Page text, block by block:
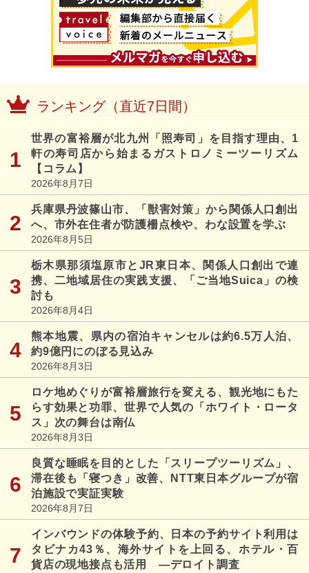
ランキング（直近7日間）
世界の富裕層が北九州「照寿司」を目指す理由、1
軒の寿司店から始まるガストロノミーツーリズム
【コラム】
2026年8月7日
兵庫県丹波篠山市、「獣害対策」から関係人口創出
へ、市外在住者が防護柵点検や、わな設置を学ぶ
2026年8月5日
栃木県那須塩原市とJR東日本、関係人口創出で連
携、二地域居住の実践支援、「ご当地Suica」の検
討も
2026年8月4日
熊本地震、県内の宿泊キャンセルは約6.5万人泊、
約9億円にのぼる見込み
2026年8月3日
ロケ地めぐりが富裕層旅行を変える、観光地にもた
らす効果と功罪、世界で人気の「ホワイト・ロータ
ス」次の舞台は南仏
2026年8月3日
良質な睡眠を目的とした「スリープツーリズム」、
滞在後も「寝つき」改善、NTT東日本グループが宿
泊施設で実証実験
2026年8月7日
インバウンドの体験予約、日本の予約サイト利用は
タビナカ43％、海外サイトを上回る、ホテル・百
貨店の現地接点も活用 ―デロイト調査